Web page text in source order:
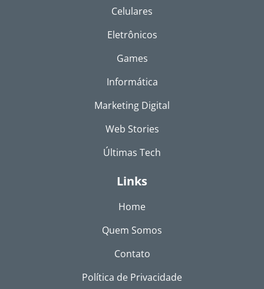
Celulares
Eletrônicos
Games
Informática
Marketing Digital
Web Stories
Últimas Tech
Links
Home
Quem Somos
Contato
Política de Privacidade